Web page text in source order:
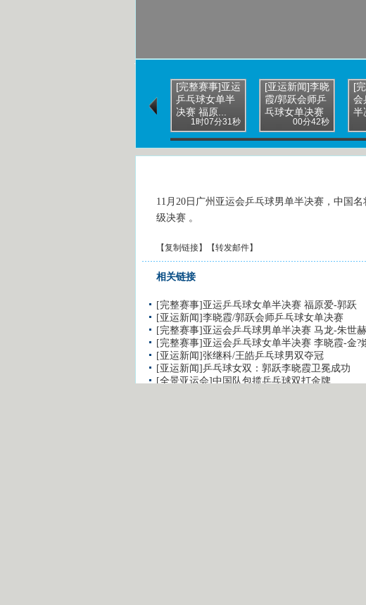
[完整赛事]亚运
乒乓球女单半
决赛 福原...
1时07分31秒
[亚运新闻]李晓
霞/郭跃会师乒
乓球女单决赛
00分42秒
[
会
半
11月20日广州亚运会乒乓球男单半决赛，中国
级决赛 。
【复制链接】【转发邮件】
相关链接
[完整赛事]亚运乒乓球女单半决赛 福原爱-郭跃
[亚运新闻]李晓霞/郭跃会师乒乓球女单决赛
[完整赛事]亚运会乒乓球男单半决赛 马龙-朱世赫
[完整赛事]亚运会乒乓球女单半决赛 李晓霞-金?
[亚运新闻]张继科/王皓乒乓球男双夺冠
[亚运新闻]乒乓球女双：郭跃李晓霞卫冕成功
[全景亚运会]中国队包揽乒乓球双打金牌